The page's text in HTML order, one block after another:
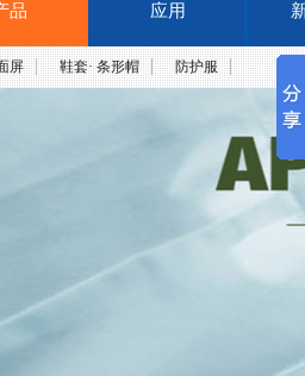
品 应用
屏 鞋套· 条形帽 防护服